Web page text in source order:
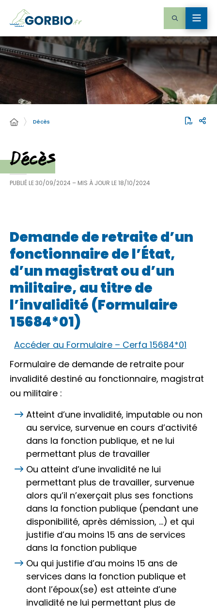
Décès
Décès
PUBLIÉ LE30/09/2024 – MIS À JOUR LE18/10/2024
Demande de retraite d’un
fonctionnaire de l’État,
d’un magistrat ou d’un
militaire, au titre de
l’invalidité (Formulaire
15684*01)
Accéder au Formulaire – Cerfa 15684*01
Formulaire de demande de retraite pour
invalidité destiné au fonctionnaire, magistrat
ou militaire :
Atteint d’une invalidité, imputable ou non
au service, survenue en cours d’activité
dans la fonction publique, et ne lui
permettant plus de travailler
Ou atteint d’une invalidité ne lui
permettant plus de travailler, survenue
alors qu’il n’exerçait plus ses fonctions
dans la fonction publique (pendant une
disponibilité, après démission, …) et qui
justifie d’au moins 15 ans de services
dans la fonction publique
Ou qui justifie d’au moins 15 ans de
services dans la fonction publique et
dont l’époux(se) est atteinte d’une
invalidité ne lui permettant plus de